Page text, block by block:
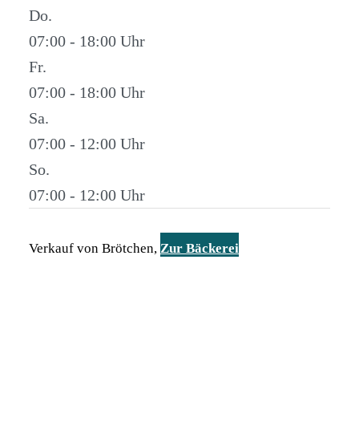
Do.
07:00 - 18:00
Fr.
07:00 - 18:00
Sa.
07:00 - 12:00
So.
07:00 - 12:00
Verkauf von Brötchen, Zur Bäckerei